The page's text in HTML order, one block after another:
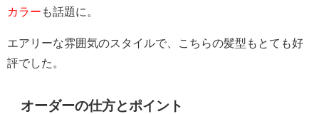
カラー も話題に。
エアリーな雰囲気のスタイルで、こちらの髪型もとても好
評でした。
オーダーの仕方とポイント